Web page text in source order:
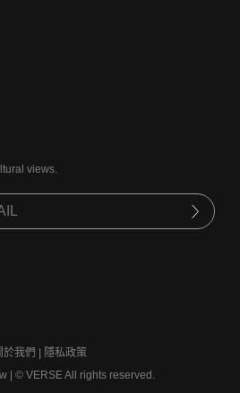
views.
於我們
隱私政策
© VERSE All rights reserved.